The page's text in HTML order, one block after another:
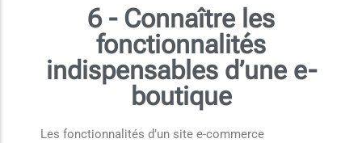
6 - Connaître les
fonctionnalités
indispensables d’une e-
boutique
Les fonctionnalités d’un site e-commerce